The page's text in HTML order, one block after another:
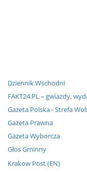
Dziennik Wschodni
FAKT24.PL – gwiazdy,
Gazeta Polska - Strefa
Gazeta Prawna
Gazeta Wyborcza
Głos Gminny
Krakow Post (EN)